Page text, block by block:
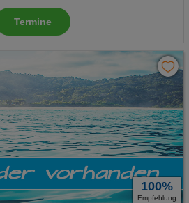
Termine
100%
Empfehlung